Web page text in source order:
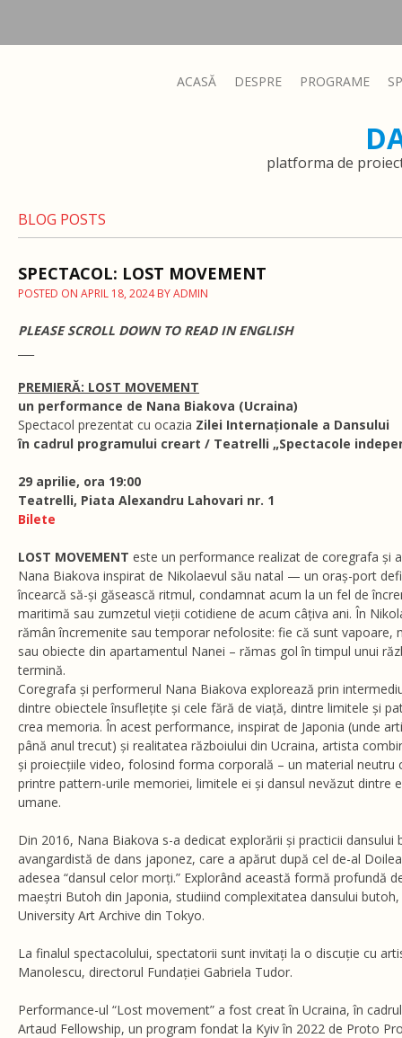
ACASĂ DESPRE PROGRAME
platforma de
BLOG POSTS
SPECTACOL: LOST MOVEMENT
POSTED ON APRIL 18, 2024BYADMIN
PLEASE SCROLL DOWN TO READ IN ENGLISH
PREMIERĂ: LOST MOVEMENT
un performance de Nana Biakova (Ucraina)
Spectacol prezentat cu ocazia Zilei Internaționale a Dansului
în cadrul programului creart / Teatrelli „Spectacole
​​29 aprilie, ora 19:00
​​Teatrelli, Piata Alexandru Lahovari nr. 1
Bilete
LOST MOVEMENT este un performance realizat de coregrafa și
Nana Biakova inspirat de Nikolaevul său natal — un oraș-port
încearcă să-și găsească ritmul, condamnat acum la un fel de
maritimă sau zumzetul vieții cotidiene de acum câțiva ani. În
rămân încremenite sau temporar nefolosite: fie că sunt vapoare,
sau obiecte din apartamentul Nanei – rămas gol în timpul unui
termină.
Coregrafa și performerul Nana Biakova explorează prin
dintre obiectele însuflețite și cele fără de viață, dintre limitele și
crea memoria. În acest performance, inspirat de Japonia (unde
până anul trecut) și realitatea războiului din Ucraina, artista
și proiecțiile video, folosind forma corporală – un material neutru
printre pattern-urile memoriei, limitele ei și dansul nevăzut dintre
umane.
Din 2016, Nana Biakova s-a dedicat explorării și practicii
avangardistă de dans japonez, care a apărut după cel de-al
adesea “dansul celor morți.” Explorând această formă profundă
maeștri Butoh din Japonia, studiind complexitatea dansului
University Art Archive din Tokyo.
La finalul spectacolului, spectatorii sunt invitați la o discuție cu
Manolescu, directorul Fundației Gabriela Tudor.
Performance-ul “Lost movement” a fost creat în Ucraina, în
Artaud Fellowship, un program fondat la Kyiv în 2022 de Proto